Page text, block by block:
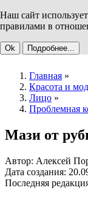
Наш сайт
правилами в
Ok Подробнее...
Главная »
Красота и
Лицо »
Проблемная
Мази от
Автор: Алексей
Дата создания:
Последняя